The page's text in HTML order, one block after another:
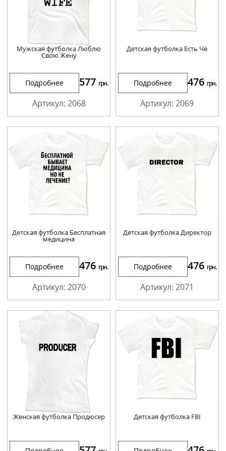
Мужская футболка Люблю
Свою Жену
Подробнее 577 грн.
Артикул: 2068
Детская футболка Есть Чё
Подробнее 476 грн.
Артикул: 2069
Детская футболка Бесплатная
медицина
Подробнее 476 грн.
Артикул: 2070
Детская футболка Директор
Подробнее 476 грн.
Артикул: 2071
Женская футболка Продюсер Детская футболка FBI